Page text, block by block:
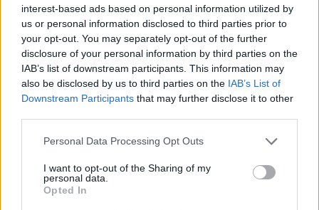
interest-based ads based on personal information utilized by
us or personal information disclosed to third parties prior to
your opt-out. You may separately opt-out of the further
disclosure of your personal information by third parties on the
IAB’s list of downstream participants. This information may
also be disclosed by us to third parties on the IAB’s List of
Downstream Participants that may further disclose it to other
Personal Data Processing Opt Outs
I want to opt-out of the Sharing of my
personal data.
Opted In
Pour ces miroirs, la précision est essentielle. Utilisez
une raclette à vitre pour couvrir toute la surface sans
laisser de traces. Pensez aussi à nettoyer le cadre si
nécessaire, en utilisant un chiffon humide adapté.
Les miroirs à cadre en bois ou en métal
éviter tout dommage. Nettoyez la surface du miroir
avec un chiffon microfibre humide et séchez
rapidement. Pour le cadre, utilisez un chiffon sec ou